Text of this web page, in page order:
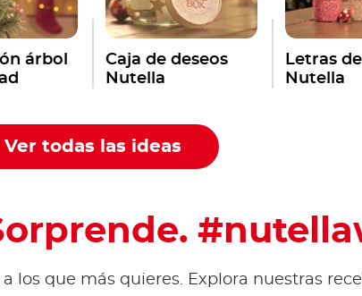
árbol
Caja de deseos
Nutella
Letras
Nutella
Ver todas las ideas
los que más quieres. Explora nuestras